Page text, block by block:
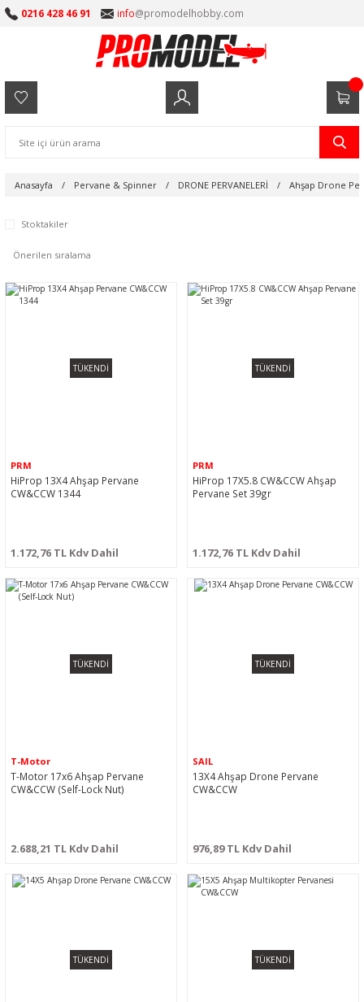
0216 428 46 91 info@promodelhobby.com
Anasayfa Pervane & Spinner DRONE PERVANELERİ Ahşap Drone
Stoktakiler
TÜKENDİ
PRM
HiProp 13X4 Ahşap Pervane
CW&CCW 1344
1.172,76 TL Kdv Dahil
TÜKENDİ
PRM
HiProp 17X5.8 CW&CCW Ahşap
Pervane Set 39gr
1.172,76 TL Kdv Dahil
TÜKENDİ
T-Motor
T-Motor 17x6 Ahşap Pervane
CW&CCW (Self-Lock Nut)
2.688,21 TL Kdv Dahil
TÜKENDİ
SAIL
13X4 Ahşap Drone Pervane
CW&CCW
976,89 TL Kdv Dahil
TÜKENDİ TÜKENDİ